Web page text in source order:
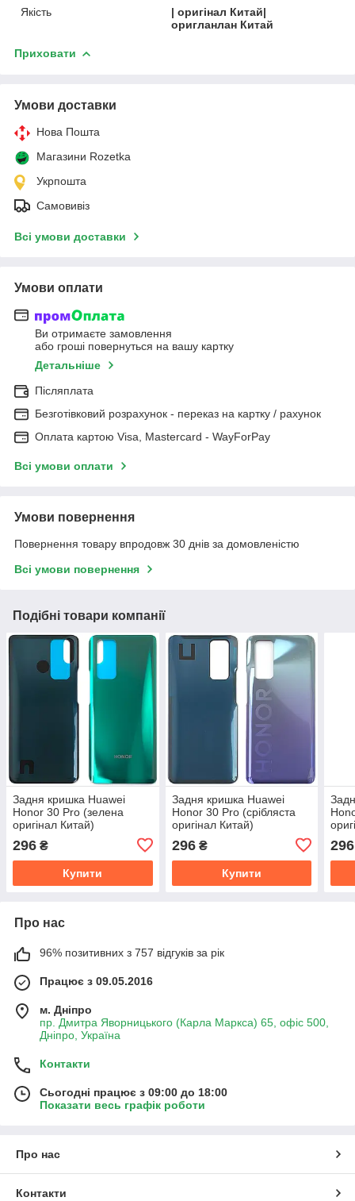
Якість
| оригінал Китай|
оригланлан Китай
Приховати
Умови доставки
Нова Пошта
Магазини Rozetka
Укрпошта
Самовивіз
Всі умови доставки
Умови оплати
Ви отримаєте замовлення
або гроші повернуться на вашу картку
Детальніше
Післяплата
Безготівковий розрахунок - переказ на картку / рахунок
Оплата картою Visa, Mastercard - WayForPay
Всі умови оплати
Умови повернення
Повернення товару впродовж 30 днів за домовленістю
Всі умови повернення
Подібні товари компанії
Задня кришка Huawei
Honor 30 Pro (зелена
оригінал Китай)
296 ₴
Купити
Задня кришка Huawei
Honor 30 Pro (срібляста
оригінал Китай)
296₴
Купити
296
Про нас
96% позитивних з 757 відгуків за рік
Працює з 09.05.2016
м. Дніпро
пр. Дмитра Яворницького (Карла Маркса) 65, офіс 500,
Дніпро, Україна
Контакти
Сьогодні працює з 09:00 до 18:00
Показати весь графік роботи
Про нас
Контакти